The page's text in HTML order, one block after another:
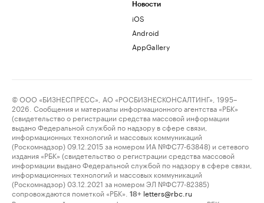
Новости
iOS
Android
AppGallery
© ООО «БИЗНЕСПРЕСС», АО «РОСБИЗНЕСКОНСАЛТИНГ», 1995–
2026. Сообщения и материалы информационного агентства «РБК»
(свидетельство о регистрации средства массовой информации
выдано Федеральной службой по надзору в сфере связи,
информационных технологий и массовых коммуникаций
(Роскомнадзор) 09.12.2015 за номером ИА №ФС77-63848) и сетевого
издания «РБК» (свидетельство о регистрации средства массовой
информации выдано Федеральной службой по надзору в сфере связи,
информационных технологий и массовых коммуникаций
(Роскомнадзор) 03.12.2021 за номером ЭЛ №ФС77-82385)
сопровождаются пометкой «РБК».
18+ letters@rbc.ru